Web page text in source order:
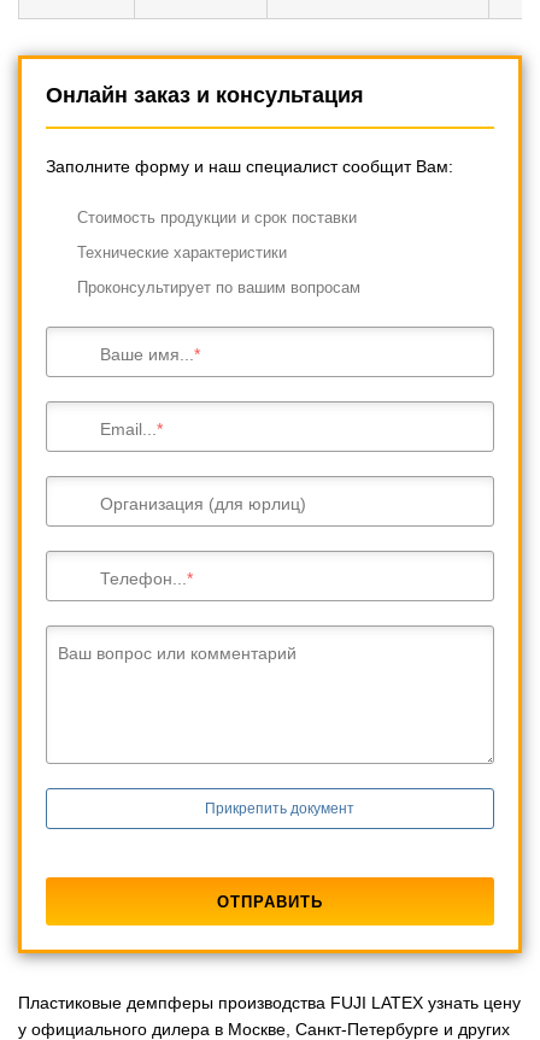
Онлайн заказ и консультация
Заполните форму и наш специалист сообщит Вам:
Cтоимость продукции и срок поставки
Технические характеристики
Проконсультирует по вашим вопросам
Ваше имя...
Email...
Организация (для юрлиц)
Телефон...
Ваш вопрос или комментарий
Прикрепить документ
Пластиковые демпферы производства FUJI LATEX узнать цену
у официального дилера в Москве, Санкт-Петербурге и других